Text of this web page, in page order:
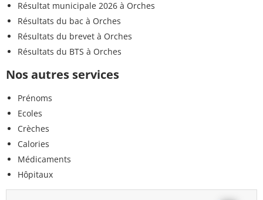
Résultat municipale 2026 à Orches
Résultats du bac à Orches
Résultats du brevet à Orches
Résultats du BTS à Orches
Nos autres services
Prénoms
Ecoles
Crèches
Calories
Médicaments
Hôpitaux